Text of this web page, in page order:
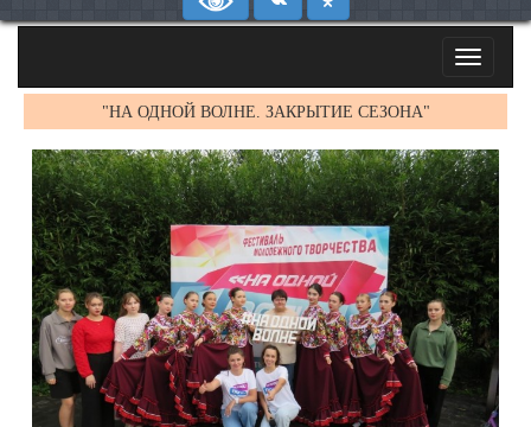
Toggle
"НА ОДНОЙ ВОЛНЕ. ЗАКРЫТИЕ СЕЗОНА"